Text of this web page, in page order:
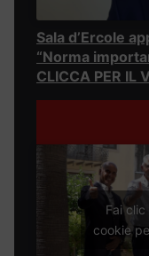
Sala d’Ercole
“Norma
CLICCA PER IL
Fai
cookie